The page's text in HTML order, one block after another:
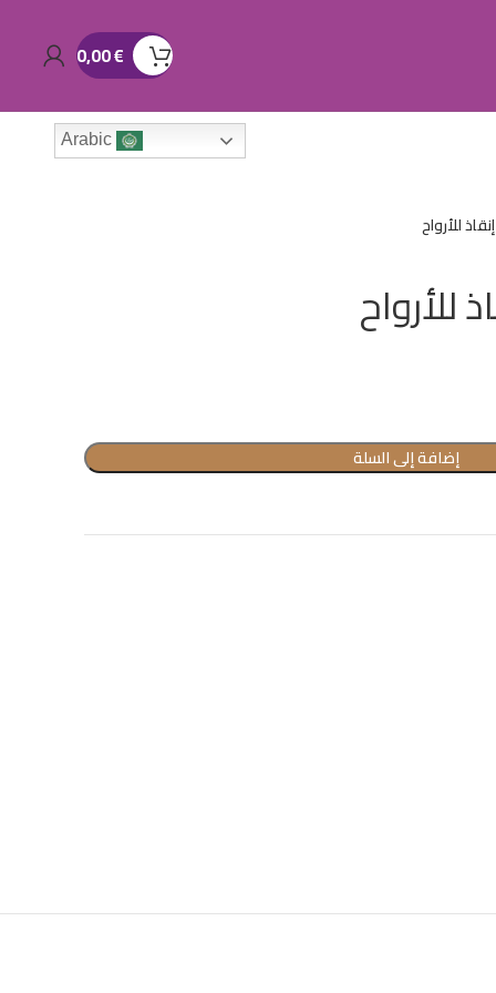
0,00€
Arabic
للأرواح
للأرواح
إضافة إلى السلة